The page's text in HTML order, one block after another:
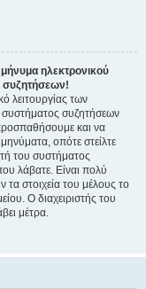
ηλεκτρονικού
συζητήσεων!
λειτουργίας των
συζητήσεων
και να
οπότε στείλτε
του συστήματος
λάβατε. Είναι πολύ
στοιχεία του μέλους το
Ο διαχειριστής του
μέτρα.